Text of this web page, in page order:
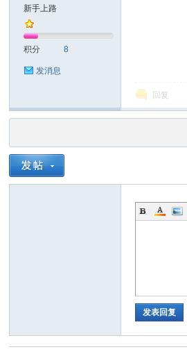
新手上路
积分 8
发消息
回复
发表回复